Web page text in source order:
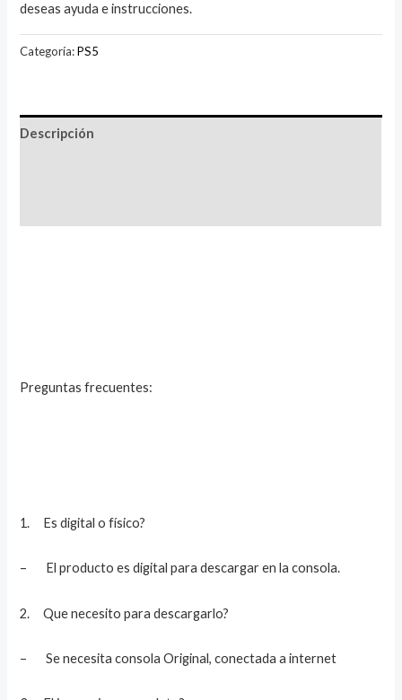
deseas ayuda e instrucciones.
Categoría:PS5
Descripción
Preguntas frecuentes:
1. Es digital o físico?
– El producto es digital para descargar en la consola.
2. Que necesito para descargarlo?
– Se necesita consola Original, conectada a internet